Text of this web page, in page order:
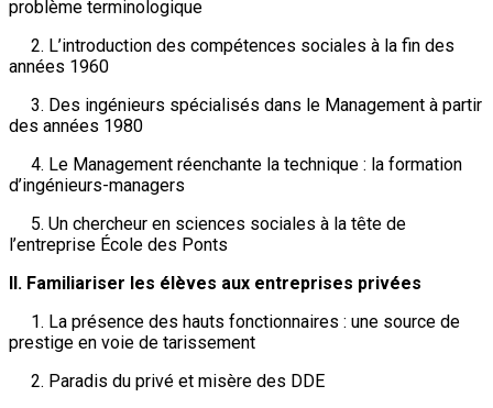
problème terminologique
2. L’introduction des compétences sociales à la fin des
années 1960
3. Des ingénieurs spécialisés dans le Management à partir
des années 1980
4. Le Management réenchante la technique : la formation
d’ingénieurs-managers
5. Un chercheur en sciences sociales à la tête de
l’entreprise École des Ponts
II. Familiariser les élèves aux entreprises privées
1. La présence des hauts fonctionnaires : une source de
prestige en voie de tarissement
2. Paradis du privé et misère des DDE